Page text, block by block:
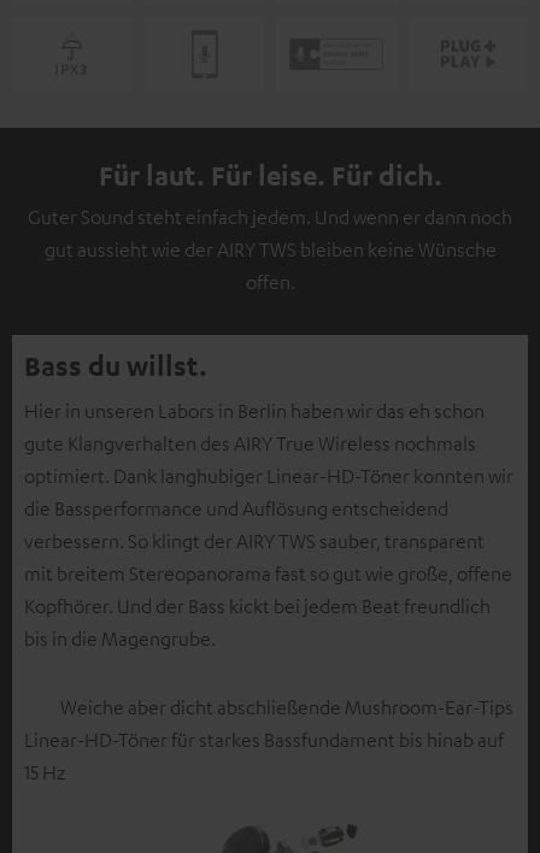
Für laut. Für leise. Für dich.
Guter Sound steht einfach jedem. Und wenn er dann noch
gut aussieht wie der AIRY TWS bleiben keine Wünsche
offen.
Bass du willst.
Hier in unseren Labors in Berlin haben wir das eh schon
gute Klangverhalten des AIRY True Wireless nochmals
optimiert. Dank langhubiger Linear-HD-Töner konnten wir
die Bassperformance und Auflösung entscheidend
verbessern. So klingt der AIRY TWS sauber, transparent
mit breitem Stereopanorama fast so gut wie große, offene
Kopfhörer. Und der Bass kickt bei jedem Beat freundlich
bis in die Magengrube.
Weiche aber dicht abschließende Mushroom-Ear-Tips
Linear-HD-Töner für starkes Bassfundament bis hinab auf
15 Hz